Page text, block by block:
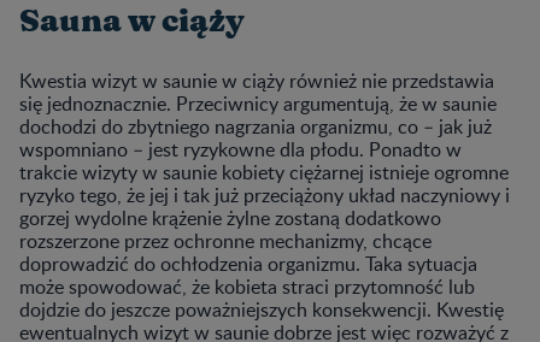
Sauna w ciąży
Kwestia wizyt w saunie w ciąży również nie przedstawia
się jednoznacznie. Przeciwnicy argumentują, że w saunie
dochodzi do zbytniego nagrzania organizmu, co – jak już
wspomniano – jest ryzykowne dla płodu. Ponadto w
trakcie wizyty w saunie kobiety ciężarnej istnieje ogromne
ryzyko tego, że jej i tak już przeciążony układ naczyniowy i
gorzej wydolne krążenie żylne zostaną dodatkowo
rozszerzone przez ochronne mechanizmy, chcące
doprowadzić do ochłodzenia organizmu. Taka sytuacja
może spowodować, że kobieta straci przytomność lub
dojdzie do jeszcze poważniejszych konsekwencji. Kwestię
ewentualnych wizyt w saunie dobrze jest więc rozważyć z